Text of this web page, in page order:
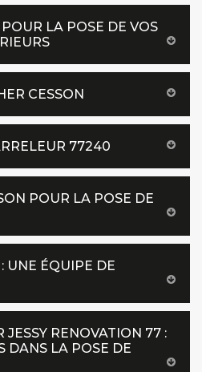
LA POSE DE VOS
CESSON
77240
POUR LA POSE DE
UNE ÉQUIPE DE
JESSY RENOVATION 77 :
DANS LA POSE DE